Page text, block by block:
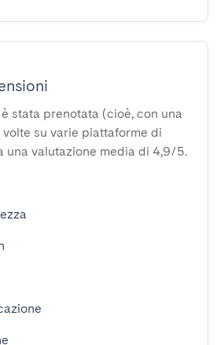
stata prenotata (cioè, con una
su varie piattaforme di
una valutazione media di 4,9/5.